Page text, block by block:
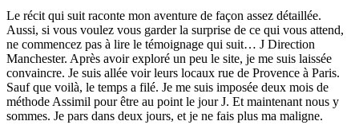
Le récit qui suit raconte mon aventure de façon assez détaillée.
Aussi, si vous voulez vous garder la surprise de ce qui vous attend,
ne commencez pas à lire le témoignage qui suit… J Direction
Manchester. Après avoir exploré un peu le site, je me suis laissée
convaincre. Je suis allée voir leurs locaux rue de Provence à Paris.
Sauf que voilà, le temps a filé. Je me suis imposée deux mois de
méthode Assimil pour être au point le jour J. Et maintenant nous y
sommes. Je pars dans deux jours, et je ne fais plus ma maligne.